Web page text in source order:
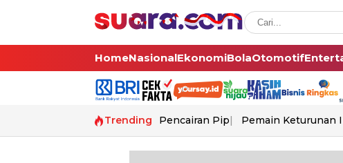
HomeNasionalEkonomiBolaOtomotif
Trending Pencairan Pip Pemain Keturunan